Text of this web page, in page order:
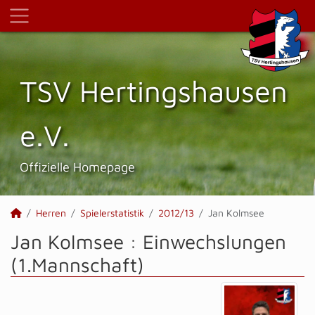
TSV Hertings­hausen
e.V.
Offizielle Homepage
Herren Spielerstatistik 2012/13 Jan Kolmsee
Jan Kolmsee : Einwechslungen
(1.Mannschaft)